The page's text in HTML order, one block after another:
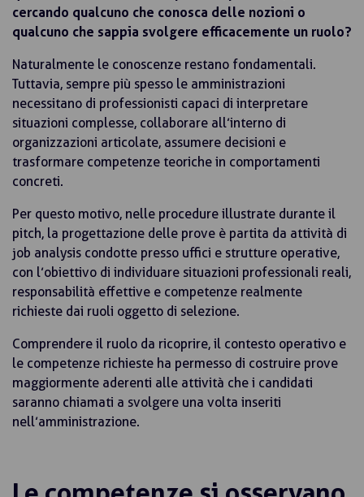
cercando qualcuno che conosca delle nozioni o
qualcuno che sappia svolgere efficacemente un ruolo?
Naturalmente le conoscenze restano fondamentali.
Tuttavia, sempre più spesso le amministrazioni
necessitano di professionisti capaci di interpretare
situazioni complesse, collaborare all’interno di
organizzazioni articolate, assumere decisioni e
trasformare competenze teoriche in comportamenti
concreti.
Per questo motivo, nelle procedure illustrate durante il
pitch, la progettazione delle prove è partita da attività di
job analysis condotte presso uffici e strutture operative,
con l’obiettivo di individuare situazioni professionali reali,
responsabilità effettive e competenze realmente
richieste dai ruoli oggetto di selezione.
Comprendere il ruolo da ricoprire, il contesto operativo e
le competenze richieste ha permesso di costruire prove
maggiormente aderenti alle attività che i candidati
saranno chiamati a svolgere una volta inseriti
nell’amministrazione.